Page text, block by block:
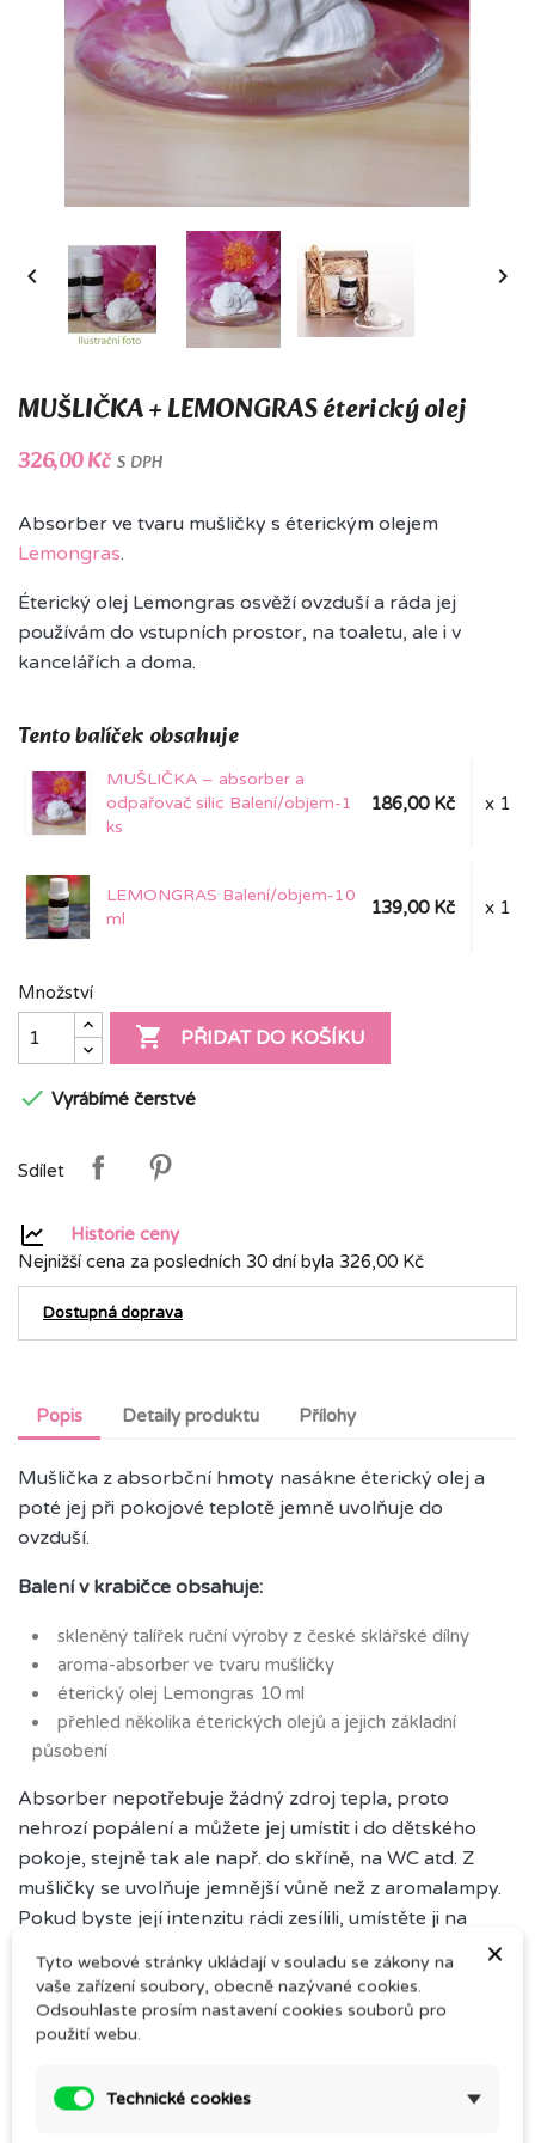
 
MUŠLIČKA + LEMONGRAS éterický olej
326,00 Kč S DPH
Absorber ve tvaru mušličky s éterickým olejem
Lemongras.
Éterický olej Lemongras osvěží ovzduší a ráda jej
používám do vstupních prostor, na toaletu, ale i v
kancelářích a doma.
Tento balíček obsahuje
MUŠLIČKA – absorber a
odpařovač silic Balení/objem-1
ks
186,00 Kč x 1
LEMONGRAS Balení/objem-10
ml
139,00 Kč x 1
Množství
 PŘIDAT DO KOŠÍKU
 Vyrábímé čerstvé
Sdílet
Historie ceny
Nejnižší cena za posledních 30 dní byla 326,00 Kč
Dostupná doprava
Popis Detaily produktu Přílohy
Mušlička z absorbční hmoty nasákne éterický olej a
poté jej při pokojové teplotě jemně uvolňuje do
ovzduší.
Balení v krabičce obsahuje:
skleněný talířek ruční výroby z české sklářské dílny
aroma-absorber ve tvaru mušličky
éterický olej Lemongras 10 ml
přehled několika éterických olejů a jejich základní
působení
Absorber nepotřebuje žádný zdroj tepla, proto
nehrozí popálení a můžete jej umístit i do dětského
pokoje, stejně tak ale např. do skříně, na WC atd. Z
mušličky se uvolňuje jemnější vůně než z aromalampy.
Pokud byste její intenzitu rádi zesílili, umístěte ji na
Podle velikosti prostoru nakapejte na mušličku 10 – 30
kapek. Používané silice lze střídat, ale dbejte na to, aby
omezovat nabídkou dárkových balení, můžete si
objednat éterický olej podle vašeho výběru.
×
Tyto webové stránky ukládají v souladu se zákony na
vaše zařízení soubory, obecně nazývané cookies.
Odsouhlaste prosím nastavení cookies souborů pro
použití webu.
Technické cookies